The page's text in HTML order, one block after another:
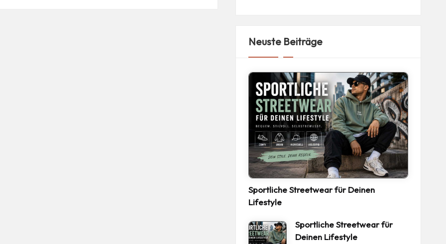
Neuste Beiträge
Sportliche Streetwear für Deinen
Lifestyle
Sportliche Streetwear für
Deinen Lifestyle